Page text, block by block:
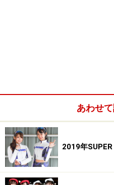
あわせ
2019年